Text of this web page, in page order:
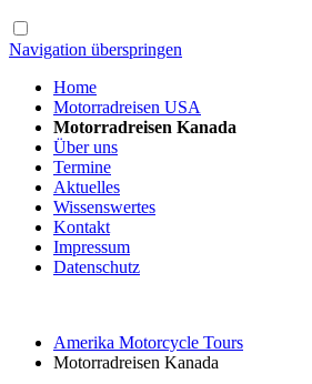
Navigation überspringen
Home
Motorradreisen USA
Motorradreisen Kanada
Über uns
Termine
Aktuelles
Wissenswertes
Kontakt
Impressum
Datenschutz
Amerika Motorcycle Tours
Motorradreisen Kanada